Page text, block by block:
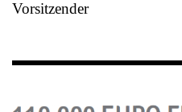
Vorsitzender